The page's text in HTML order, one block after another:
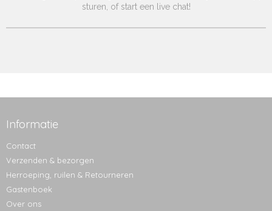
sturen, of start een live chat!
Informatie
Contact
Verzenden & bezorgen
Herroeping, ruilen & Retourneren
Gastenboek
Over ons